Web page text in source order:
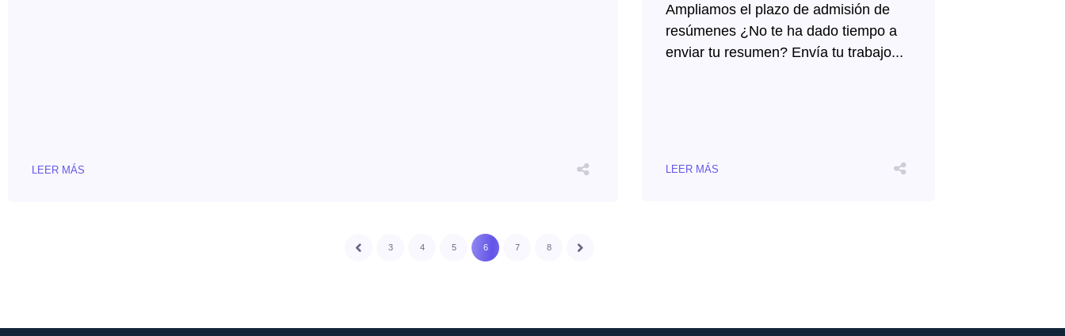
LEER MÁS
Ampliamos el plazo de admisión de
resúmenes ¿No te ha dado tiempo a
enviar tu resumen? Envía tu trabajo...
LEER MÁS
3 4 5 6 7 8